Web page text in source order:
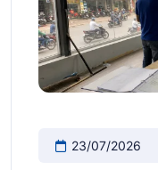
23/07/2026